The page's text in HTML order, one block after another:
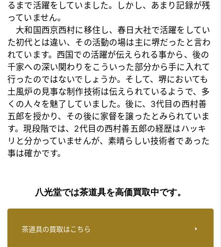
るまで活躍をしていました。しかし、あまり記録が残
っていません。
大和国西京西村に移住し、春日大社で活躍をしてい
た初代とは違い、その活動の場は主に堺だったと言わ
れています。西国での活躍が伝えられる事から、後の
千家への深い関わりをこういった部分から手に入れて
行ったのではないでしょうか。そして、堺においても
土風炉の見事な制作技術は伝えられているようで、多
くの人々を魅了していました。後に、 3代目の西村善
五郎を授かり、その後に家督を譲ったとみられていま
す。現段階では、2代目の西村善五郎の経歴はハッキ
リと分かっていませんが、素晴らしい技術者であった
事は確かです。
八光堂では茶道具を高価買取中です。
茶道具の買取はこちら